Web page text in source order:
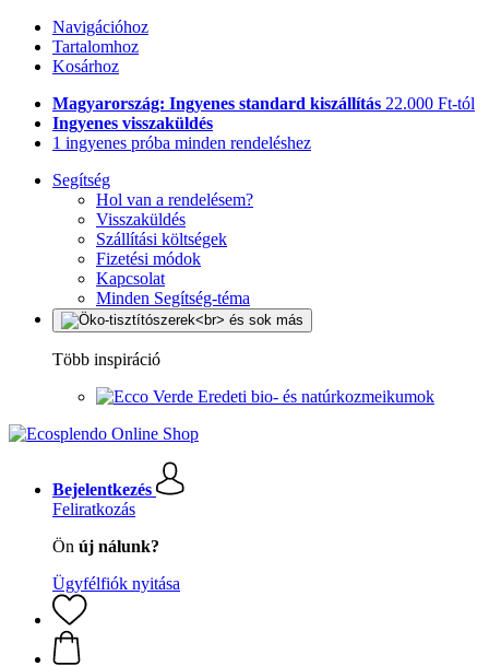
Navigációhoz
Tartalomhoz
Kosárhoz
Magyarország: Ingyenes standard kiszállítás 22.000 Ft-tól
Ingyenes visszaküldés
1 ingyenes próba minden rendeléshez
Segítség
Hol van a rendelésem?
Visszaküldés
Szállítási költségek
Fizetési módok
Kapcsolat
Minden Segítség-téma
Több inspiráció
Eredeti bio- és natúrkozmeikumok
Bejelentkezés
Feliratkozás
Ön új nálunk?
Ügyfélfiók nyitása